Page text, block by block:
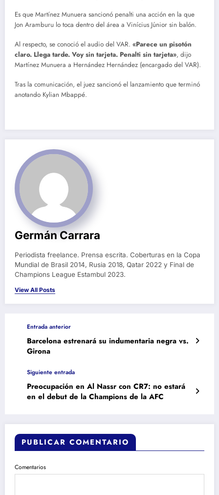
Es que Martínez Munuera sancionó penalti una acción en la que
Jon Aramburu lo toca dentro del área a Vinícius Júnior sin balón.
Al respecto, se conoció el audio del VAR. «Parece un pisotón
claro. Llega tarde. Voy sin tarjeta. Penalti sin tarjeta», dijo
Martínez Munuera a Hernández Hernández (encargado del VAR).
Tras la comunicación, el juez sancionó el lanzamiento que terminó
anotando Kylian Mbappé.
Germán Carrara
Periodista freelance. Prensa escrita. Coberturas en la Copa
Mundial de Brasil 2014, Rusia 2018, Qatar 2022 y Final de
Champions League Estambul 2023.
View All Posts
Entrada anterior
Barcelona estrenará su indumentaria negra vs.
Girona
Siguiente entrada
Preocupación en Al Nassr con CR7: no estará
en el debut de la Champions de la AFC
PUBLICAR COMENTARIO
Comentarios